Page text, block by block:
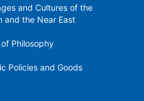
​​and Cultures of the
and the Near East
Philosophy
Policies and Goods